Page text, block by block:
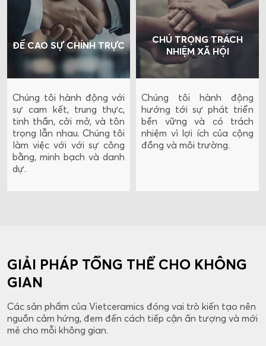
ĐỀ CAO SỰ CHÍNH TRỰC
Chúng tôi hành động với
sự cam kết, trung thực,
tinh thần, cởi mở, và tôn
trọng lẫn nhau. Chúng tôi
làm việc với với sự công
bằng, minh bạch và danh
dự.
CHÚ TRỌNG TRÁCH
NHIỆM XÃ HỘI
Chúng tôi hành động
hướng tới sự phát triển
bền vững và có trách
nhiệm vì lợi ích của cộng
đồng và môi trường.
GIẢI PHÁP TỔNG THỂ CHO KHÔNG
GIAN
Các sản phẩm của Vietceramics đóng vai trò kiến tạo nên
nguồn cảm hứng, đem đến cách tiếp cận ấn tượng và mới
mẻ cho mỗi không gian.